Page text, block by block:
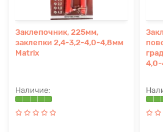
Заклепочник, 225мм,
заклепки 2,4-3,2-4,0-4,8мм
Matrix
4,0-